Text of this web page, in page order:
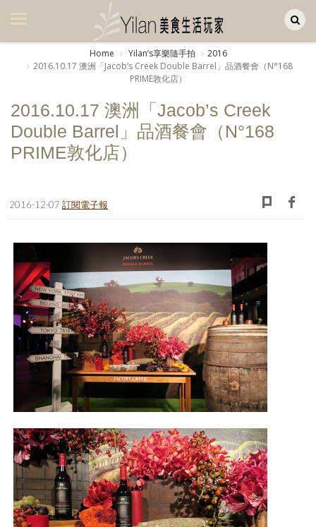
美食集
美飲集
旅遊集
旅遊美食集
日記簿
餐桌週記
享樂隨手拍
照相簿
影音區
創意出版服務
關於Yilan
個人著作
活動實況記錄
Home Yilanʼs享樂隨手拍
2016
2016.10.17 澳洲「Jacob’s Creek Double Barrel」品酒餐會（N°168
PRIME敦化店）
2016.10.17 澳洲「Jacob’s Creek
Double Barrel」品酒餐會（N°168
PRIME敦化店）
2016-12-07 訂閱電子報